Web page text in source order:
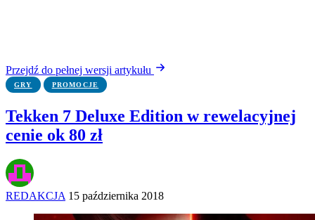
Przejdź do pełnej wersji artykułu
GRY PROMOCJE
Tekken 7 Deluxe Edition w rewelacyjnej
cenie ok 80 zł
REDAKCJA 15 października 2018